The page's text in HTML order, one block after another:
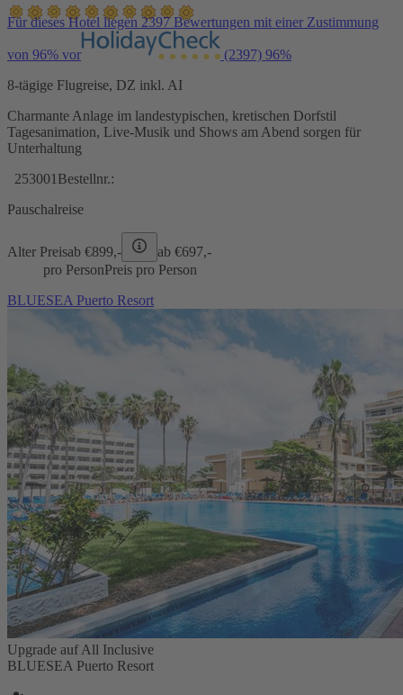
Für dieses Hotel liegen 2397 Bewertungen mit einer Zustimmung
von 96% vor (2397) 96%
8-tägige Flugreise, DZ inkl. AI
Charmante Anlage im landestypischen, kretischen Dorfstil
Tagesanimation, Live-Musik und Shows am Abend sorgen für
Unterhaltung
253001 Bestellnr.:
Pauschalreise
Alter Preisab €899,- ab €697,-
pro PersonPreis pro Person
BLUESEA Puerto Resort
Upgrade auf All Inclusive
BLUESEA Puerto Resort